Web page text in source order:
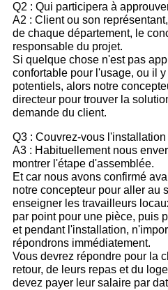
Q2 : Qui participera à
A2 : Client ou son
de chaque département, le
responsable du projet.
Si quelque chose n'est pas
confortable pour l'usage, ou il
potentiels, alors notre
directeur pour trouver la
demande du client.
Q3 : Couvrez-vous
A3 : Habituellement nous
montrer l'étape d'assemblée.
Et car nous avons confirmé
notre concepteur pour aller au
enseigner les travailleurs
par point pour une pièce, puis
et pendant l'installation,
répondrons immédiatement.
Vous devrez répondre pour la
retour, de leurs repas et du
devez payer leur salaire par